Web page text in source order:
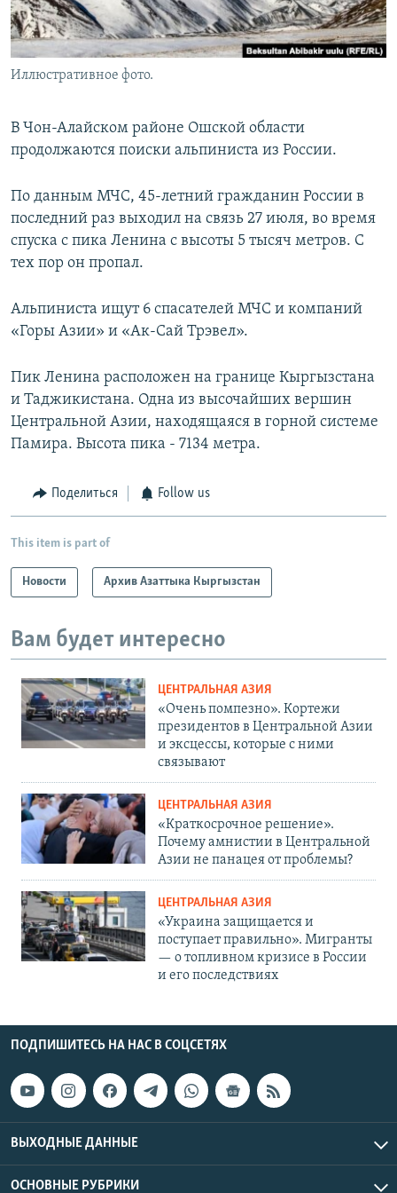
Иллюстративное фото.
В Чон-Алайском районе Ошской области
продолжаются поиски альпиниста из России.
По данным МЧС, 45-летний гражданин России в
последний раз выходил на связь 27 июля, во время
спуска с пика Ленина с высоты 5 тысяч метров. С
тех пор он пропал.
Альпиниста ищут 6 спасателей МЧС и компаний
«Горы Азии» и «Ак-Сай Трэвел».
Пик Ленина расположен на границе Кыргызстана
и Таджикистана. Одна из высочайших вершин
Центральной Азии, находящаяся в горной системе
Памира. Высота пика - 7134 метра.
Поделиться Follow us
This item is part of
Новости Архив Азаттыка Кыргызстан
Вам будет интересно
ЦЕНТРАЛЬНАЯ АЗИЯ
«Очень помпезно». Кортежи
президентов в Центральной Азии
и эксцессы, которые с ними
связывают
ЦЕНТРАЛЬНАЯ АЗИЯ
«Краткосрочное решение».
Почему амнистии в Центральной
Азии не панацея от проблемы?
ЦЕНТРАЛЬНАЯ АЗИЯ
«Украина защищается и
поступает правильно». Мигранты
— о топливном кризисе в России
и его последствиях
ПОДПИШИТЕСЬ НА НАС В СОЦСЕТЯХ
ВЫХОДНЫЕ ДАННЫЕ
ОСНОВНЫЕ РУБРИКИ